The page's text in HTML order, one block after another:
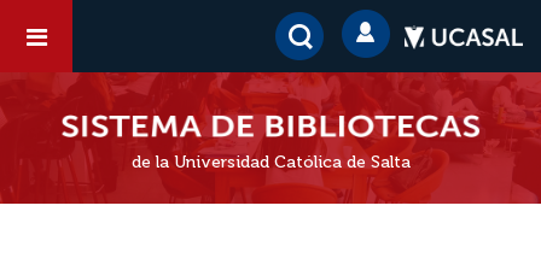
de la Universidad Católica de Salta